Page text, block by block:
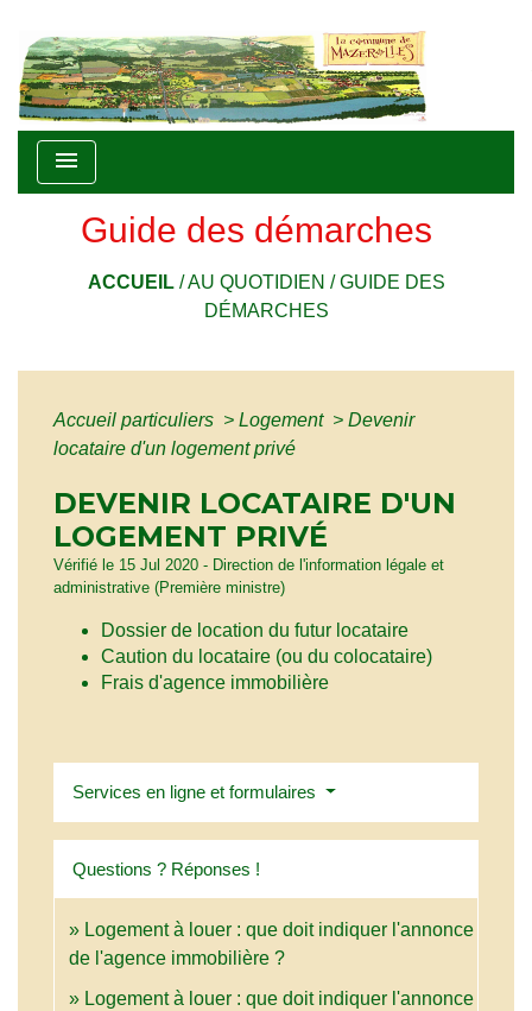
menu
Guide des démarches
ACCUEIL/AU QUOTIDIEN /GUIDE DES
DÉMARCHES
Accueil particuliers > Logement > Devenir
locataire d'un logement privé
DEVENIR LOCATAIRE D'UN
LOGEMENT PRIVÉ
Vérifié le 15 Jul 2020 - Direction de l'information légale et
administrative (Première ministre)
Dossier de location du futur locataire
Caution du locataire (ou du colocataire)
Frais d'agence immobilière
Services en ligne et formulaires
Questions ? Réponses !
Logement à louer : que doit indiquer l'annonce
de l'agence immobilière ?
Logement à louer : que doit indiquer l'annonce